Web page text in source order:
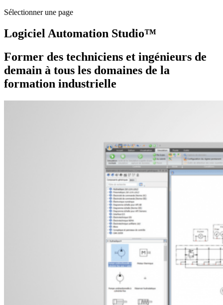
Sélectionner une page
Logiciel Automation Studio™
Former des techniciens et ingénieurs de
demain à tous les domaines de la
formation industrielle